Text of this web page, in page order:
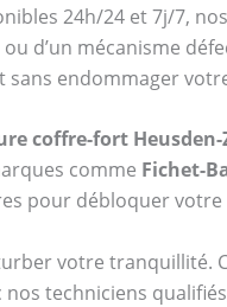
24h/24 et 7j/7,
ou d’un mécanisme
sans endommager
coffre-fort Heusden-
comme Fichet-
pour débloquer
votre tranquillité.
techniciens